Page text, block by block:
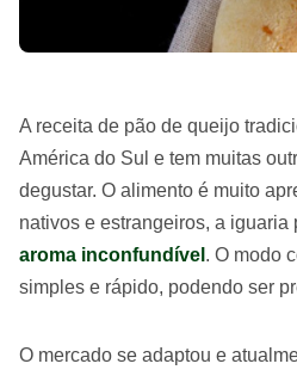
A receita de pão de queijo
América do Sul e tem muitas
degustar. O alimento é muito
nativos e estrangeiros, a iguaria
aroma inconfundível . O modo
simples e rápido, podendo ser
O mercado se adaptou e